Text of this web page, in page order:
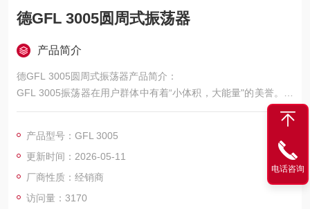
德GFL 3005圆周式振荡器
产品简介
德GFL 3005圆周式振荡器产品简介：
GFL 3005振荡器在用户群体中有着“小体积，大能量"的美誉。因
其具有强劲、安静、结构紧凑等特点，既可用于液体的缓慢振
荡，也可用于其它材料的强力搅拌。该型号具有CE 标志，且无
需维护。
圆周式振荡器，外形紧凑，，可满足生物学、微生物学等实验室
的日常使用需求。可在细胞间中使用，也可在其他任何环境温度
在﹢10℃至﹢50℃的房间中使用。
产品型号：GFL 3005
更新时间：2026-05-11
厂商性质：经销商
访问量：3170
电话咨询